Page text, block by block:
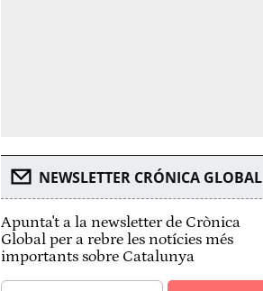
NEWSLETTER CRÓNICA GLOBAL
Apunta't a la newsletter de Crònica
Global per a rebre les notícies més
importants sobre Catalunya